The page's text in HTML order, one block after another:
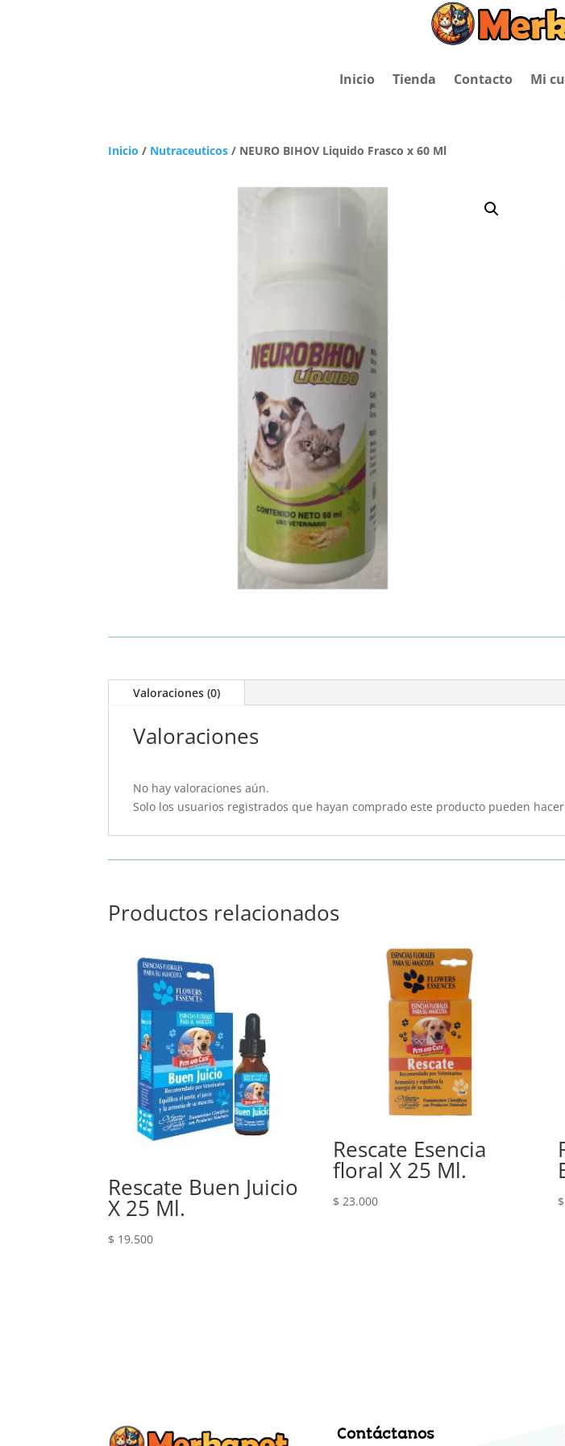
Inicio Tienda Contacto Mi
Inicio / Nutraceuticos / NEURO BIHOV Liquido Frasco x 60 Ml
Valoraciones (0)
Valoraciones
No hay valoraciones aún.
Solo los usuarios registrados que hayan comprado este producto pueden
Productos relacionados
Rescate Buen Juicio
X 25 Ml.
$ 19.500
Rescate Esencia
floral X 25 Ml.
$ 23.000 $
Contáctanos